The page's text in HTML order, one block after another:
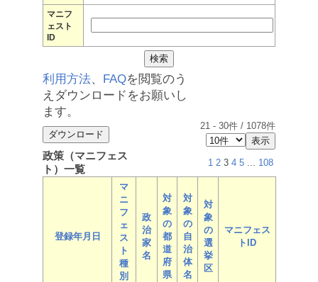
マニフ
ェスト
ID
利用方法、 FAQを閲覧のう
えダウンロードをお願いし
ます。
21 - 30件 / 1078件
政策（マニフェス
ト）一覧
1 2 3 4 5 ... 108
登録年月日
マ
ニ
フ
ェ
ス
ト
種
別
政
治
家
名
対
象
の
都
道
府
県
対
象
の
自
治
体
名
対
象
の
選
挙
区
マニフェス
トID